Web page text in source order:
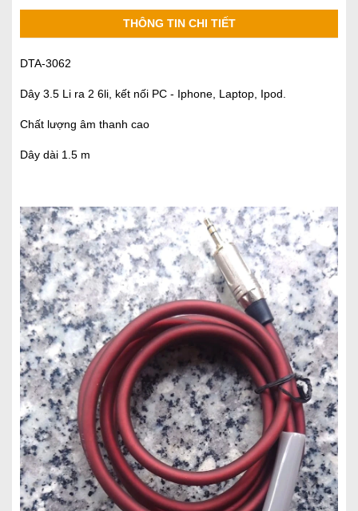
THÔNG TIN CHI TIẾT
DTA-3062
Dây 3.5 Li ra 2 6li, kết nối PC - Iphone, Laptop, Ipod.
Chất lượng âm thanh cao
Dây dài 1.5 m